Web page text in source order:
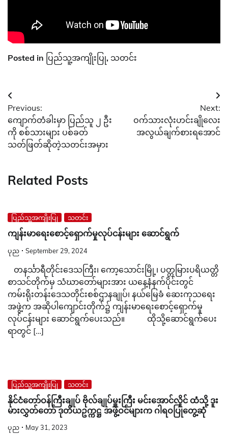
Posted in ပြည်သူ့အကျိုးပြု, သတင်း
Post
navigation
Previous:
ကျောက်တံခါးမှာ ပြည်သူ ၂ ဦး
ကို စစ်သားများ ပစ်ခတ်
သတ်ဖြတ်ဆိုတဲ့သတင်းအမှား
Next:
ဝက်သားလုံးဟင်းချိုလေး
အလွယ်ချက်စားရအောင်
Related Posts
ပြည်သူ့အကျိုးပြု သတင်း
ကျန်းမာရေးစောင့်ရှောက်မှုလုပ်ငန်းများ ဆောင်ရွက်
ပုည September 29, 2024
တနင်္သာရီတိုင်းဒေသကြီး၊ ကော့သောင်းမြို့၊ ပတ္တမြားပရိယတ္တိ
စာသင်တိုက်မှ သံဃာတော်များအား ယနေ့နံနက်ပိုင်းတွင်
ကမ်းရိုးတန်းဒေသတိုင်းစစ်ဌာနချုပ်၊ နယ်မြေခံ ဆေးကုသရေး
အဖွဲ့က အဆိုပါကျောင်းတိုက်၌ ကျန်းမာရေးစောင့်ရှောက်မှု
လုပ်ငန်းများ ဆောင်ရွက်ပေးသည်။ ထိုသို့ဆောင်ရွက်ပေး
ရာတွင် […]
ပြည်သူ့အကျိုးပြု သတင်း
နိုင်ငံတော်ဝန်ကြီးချုပ် ဗိုလ်ချုပ်မှူးကြီး မင်းအောင်လှိုင် ထံသို့ ဒူး
မားလွှတ်တော် ဒုတိယဥက္ကဋ္ဌ အဖွဲ့ဝင်များက ဂါရဝပြုတွေ့ဆုံ
ပုည May 31, 2023